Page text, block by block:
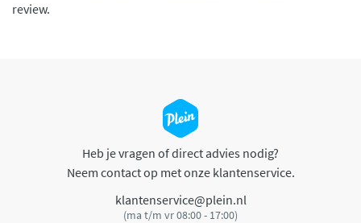
review.
Heb je vragen of direct advies nodig?
Neem contact op met onze klantenservice.
klantenservice@plein.nl
(ma t/m vr 08:00 - 17:00)